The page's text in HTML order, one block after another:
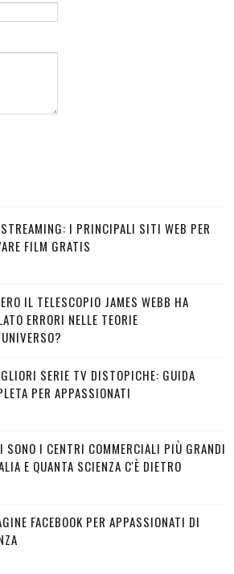
I PRINCIPALI SITI WEB PER
FILM GRATIS
IL TELESCOPIO JAMES WEBB HA
ERRORI NELLE TEORIE
SERIE TV DISTOPICHE: GUIDA
PER APPASSIONATI
SONO I CENTRI COMMERCIALI PIÙ GRANDI
E QUANTA SCIENZA C'È DIETRO
FACEBOOK PER APPASSIONATI DI